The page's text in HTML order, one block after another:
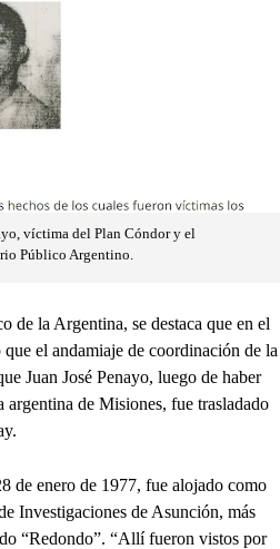
víctima del Plan Cóndor y el
Público Argentino.
de la Argentina, se destaca que en el
el andamiaje de coordinación de la
Juan José Penayo, luego de haber
argentina de Misiones, fue trasladado
de enero de 1977, fue alojado como
Investigaciones de Asunción, más
“Redondo”. “Allí fueron vistos por